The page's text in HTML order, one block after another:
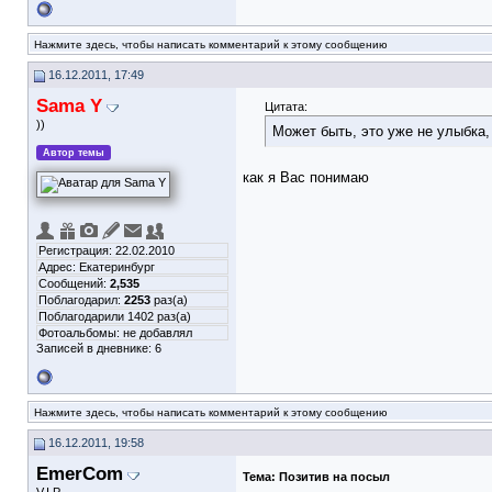
Нажмите здесь, чтобы написать комментарий к этому сообщению
16.12.2011, 17:49
Sama Y
))
Автор темы
Регистрация: 22.02.2010
Адрес: Екатеринбург
Сообщений: 2,535
Поблагодарил: 2253 раз(а)
Поблагодарили 1402 раз(а)
Фотоальбомы: не добавлял
Записей в дневнике: 6
Цитата:
Может быть, это уже не улыбка,
как я Вас понимаю
Нажмите здесь, чтобы написать комментарий к этому сообщению
16.12.2011, 19:58
EmerCom Тема: Позитив на посыл